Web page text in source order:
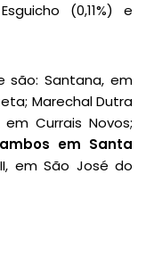
(0,11%) e
são: Santana, em
Marechal Dutra
Currais Novos;
em Santa
em São José do